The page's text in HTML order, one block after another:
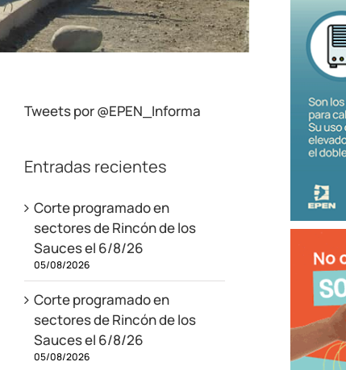
Tweets por @EPEN_Informa
Entradas recientes
Corte programado en
sectores de Rincón de los
Sauces el 6/8/26
05/08/2026
Corte programado en
sectores de Rincón de los
Sauces el 6/8/26
05/08/2026